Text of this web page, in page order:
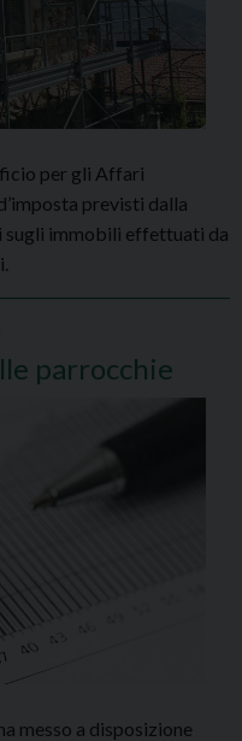
per gli Affari
previsti dalla
sugli immobili effettuati da
parrocchie
messo a disposizione